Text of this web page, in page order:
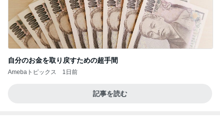
自分のお金を取り戻すための超手間
Amebaトピックス 1日前
記事を読む